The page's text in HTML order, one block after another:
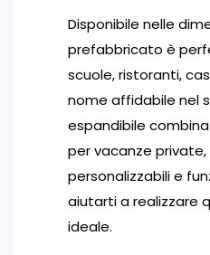
Disponibile nelle
prefabbricato è
scuole, ristoranti,
nome affidabile nel
espandibile
per vacanze
personalizzabili e
aiutarti a realizzare
ideale.